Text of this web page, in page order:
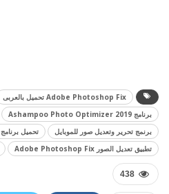
Adobe Photoshop Fix تحميل بالعربى
برنامج Ashampoo Photo Optimizer 2019
برنمج تحرير وتعديل صور للموبايل
تحميل برنامج GIMP مجانا
تطبيق تعديل الصور Adobe Photoshop Fix
438